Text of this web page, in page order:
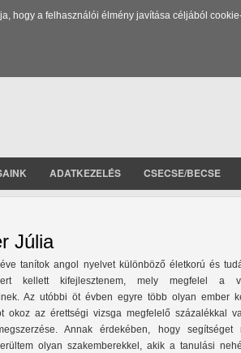
hogy a felhasználói élmény javítása céljából
ADATKEZELÉS CSECSE/BECSE
Júlia
tanítok angol nyelvet különböző életkorú és
kellett kifejlesztenem, mely megfelel a
Az utóbbi öt évben egyre több olyan ember
okoz az érettségi vizsga megfelelő százalékkal
Annak érdekében, hogy segítséget
olyan szakemberekkel, akik a tanulási